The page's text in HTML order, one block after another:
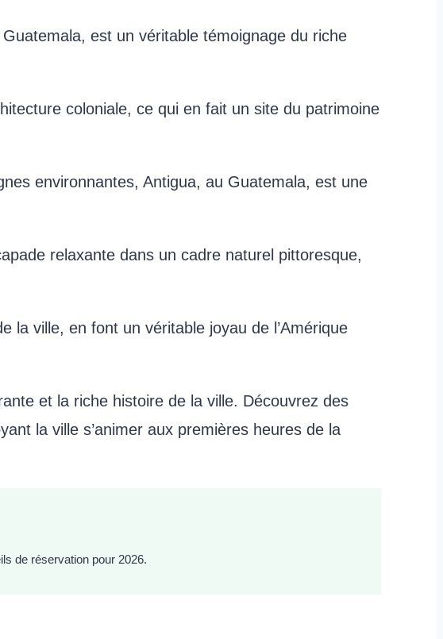
est un véritable témoignage du riche
coloniale, ce qui en fait un site du patrimoine
environnantes, Antigua, au Guatemala, est une
relaxante dans un cadre naturel pittoresque,
la ville, en font un véritable joyau de l’Amérique
et la riche histoire de la ville. Découvrez des
la ville s’animer aux premières heures de la
de réservation pour 2026.